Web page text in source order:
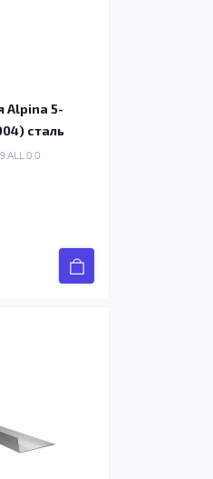
Alpina 5-
сталь